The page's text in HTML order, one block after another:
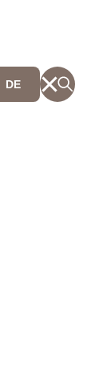
DE